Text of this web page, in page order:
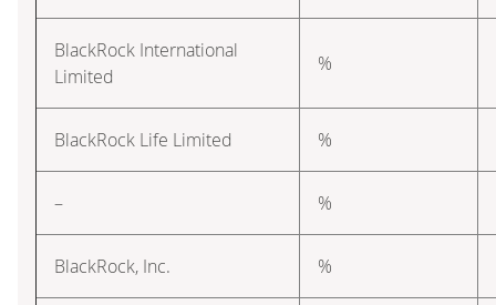
BlackRock International
Limited
%
BlackRock Life Limited %
– %
BlackRock, Inc. %